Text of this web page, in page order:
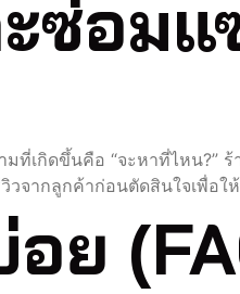
ซ่อม
เกิดขึ้นคือ “จะหาที่ไหน?”
จากลูกค้าก่อนตัดสินใจเพื่อใ
ย